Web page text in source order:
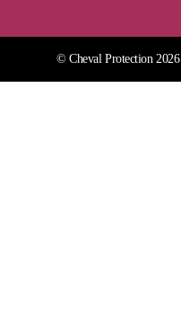
© Cheval Protection 2026